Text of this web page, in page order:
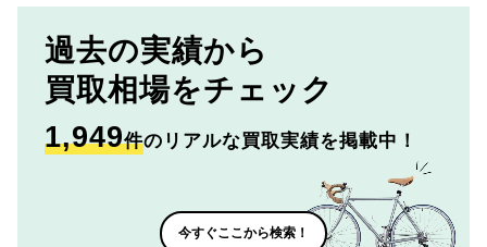
過去の実績から
買取相場をチェック
1,949件のリアルな買取実績を掲載中！
今すぐここから検索！